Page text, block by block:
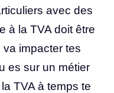
avec des
à la TVA doit être
va impacter tes
es sur un métier
TVA à temps te